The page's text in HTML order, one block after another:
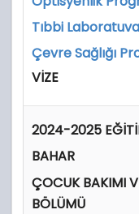
Tıbbi
Çevre Sağlığı
VİZE
2024-2025
BAHAR
ÇOCUK BAKIMI
BÖLÜMÜ